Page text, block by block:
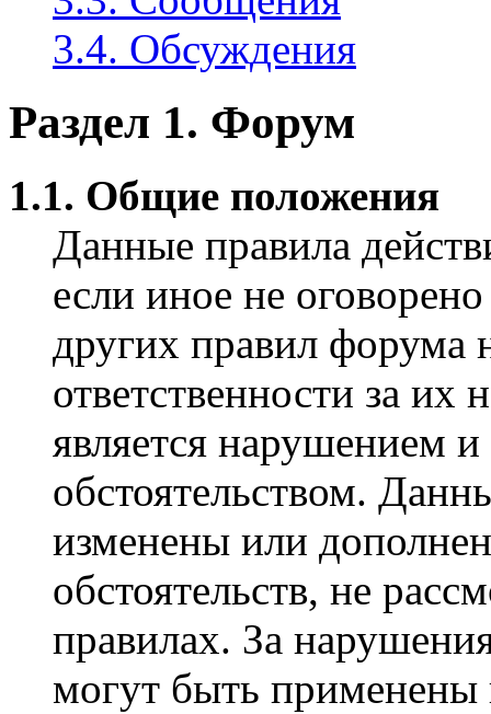
3.4. Обсуждения
Раздел 1. Форум
1.1. Общие положения
Данные правила
если иное не
других правил форума
ответственности за
является нарушением
обстоятельством.
изменены или
обстоятельств, не
правилах. За
могут быть